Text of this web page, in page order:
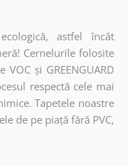
astfel încât
Cernelurile folosite
și GREENGUARD
respectă cele mai
Tapetele noastre
de pe piață fără PVC,